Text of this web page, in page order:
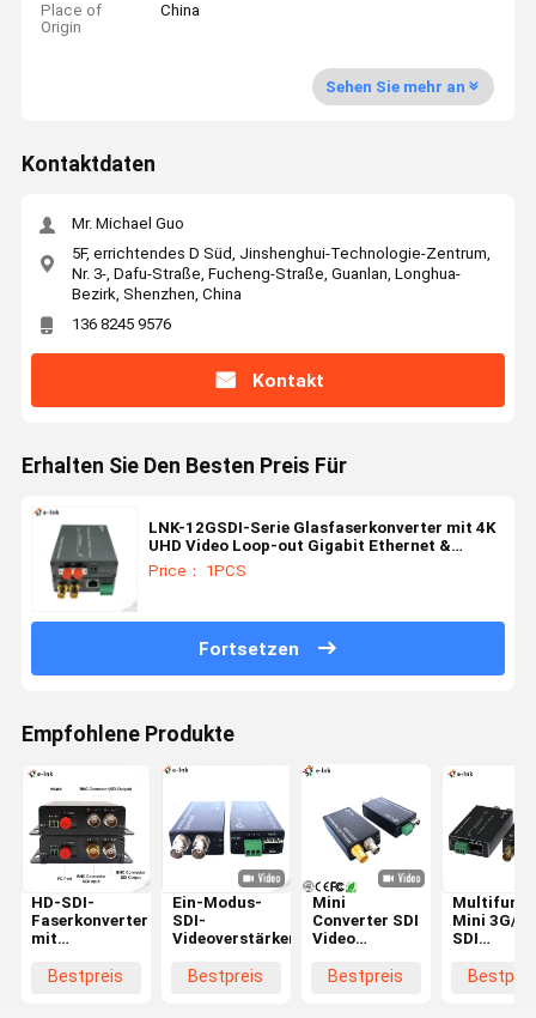
Place of
Origin
China
Sehen Sie mehr an
Kontaktdaten
Mr. Michael Guo
5F, errichtendes D Süd, Jinshenghui-Technologie-Zentrum,
Nr. 3-, Dafu-Straße, Fucheng-Straße, Guanlan, Longhua-
Bezirk, Shenzhen, China
136 8245 9576
Kontakt
Erhalten Sie Den Besten Preis Für
LNK-12GSDI-Serie Glasfaserkonverter mit 4K
UHD Video Loop-out Gigabit Ethernet &
RS485 Übertragung
Price： 1PCS
Fortsetzen
Empfohlene Produkte
HD-SDI-
Faserkonverter
mit
Audio- und
Bestpreis
Ein-Modus-
SDI-
Videoverstärker
Bestpreis
Mini
Converter SDI
Video
Bestpreis
Mini 3G/
SDI
Konverter